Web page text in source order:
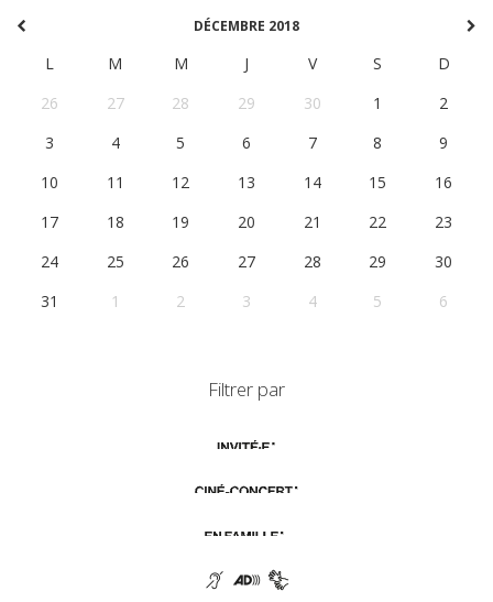
DÉCEMBRE 2018
L M M J V S
D
26
27 28 29 30 1
2
3
4 5 6 7 8
9
10
11 12 13 14 15
16
17
18 19 20 21 22
23
24
25 26 27 28 29
30
31
1 2 3 4 5 6
Filtrer par